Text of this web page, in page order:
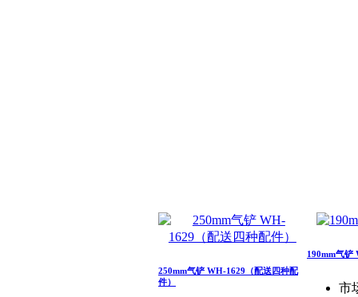
250mm气铲 WH-1629（配送四种配
件）
190mm气铲
市